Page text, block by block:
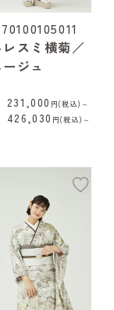
スミ横菊／
ジュ
231,000 円(税込)～
426,030 円(税込)～